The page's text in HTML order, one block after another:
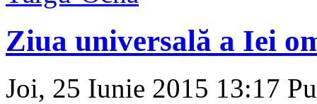
Ziua universală a Iei
Joi, 25 Iunie 2015 13:17